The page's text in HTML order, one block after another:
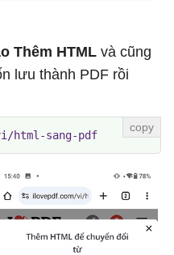
Thêm HTML và cũng
lưu thành PDF rồi
html-sang-pdf